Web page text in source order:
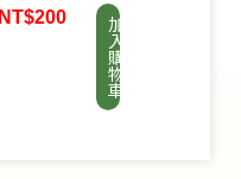
NT$200 加
入
購
物
車